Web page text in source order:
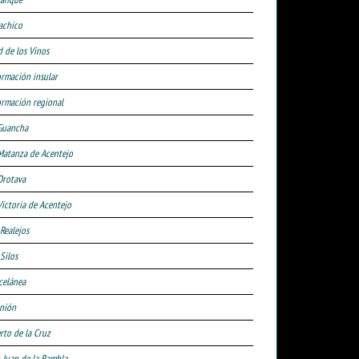
de los Vinos
insular
regional
de Acentejo
de Acentejo
de la Cruz